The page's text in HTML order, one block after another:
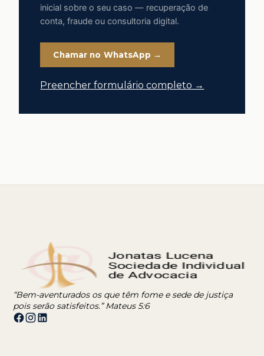
inicial sobre o seu caso — recuperação de
conta, fraude ou consultoria digital.
Chamar no WhatsApp →
Preencher formulário completo →
“Bem-aventurados os que têm fome e sede de justiça
pois serão satisfeitos.” Mateus 5:6